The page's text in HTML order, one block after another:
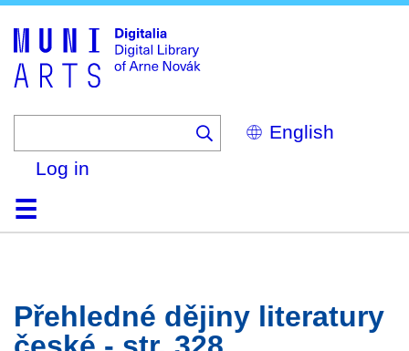
Select
your
Log in
HomeBrowse
Search
About
HelpContactDigitalia
Přehledné dějiny literatury